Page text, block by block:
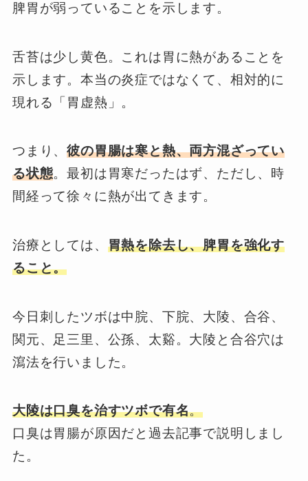
脾胃が弱っていることを示します。
舌苔は少し黄色。これは胃に熱があることを
示します。本当の炎症ではなくて、相対的に
現れる「胃虚熱」。
つまり、彼の胃腸は寒と熱、両方混ざってい
る状態。最初は胃寒だったはず、ただし、時
間経って徐々に熱が出てきます。
治療としては、 胃熱を除去し、脾胃を強化す
ること。
今日刺したツボは中脘、下脘、大陵、合谷、
関元、足三里、公孫、太谿。大陵と合谷穴は
瀉法を行いました。
大陵は口臭を治すツボで有名。
口臭は胃腸が原因だと過去記事で説明しまし
た。